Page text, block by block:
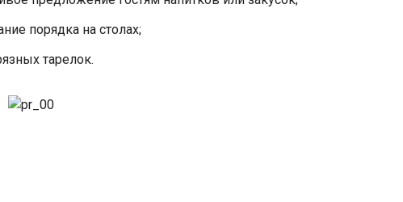
порядка на столах;
тарелок.